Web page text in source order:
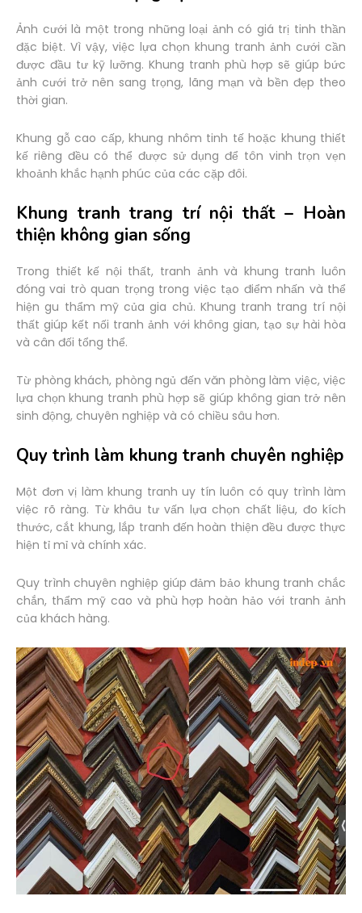
Ảnh cưới là một trong những loại ảnh có giá trị tinh thần
đặc biệt. Vì vậy, việc lựa chọn khung tranh ảnh cưới cần
được đầu tư kỹ lưỡng. Khung tranh phù hợp sẽ giúp bức
ảnh cưới trở nên sang trọng, lãng mạn và bền đẹp theo
thời gian.
Khung gỗ cao cấp, khung nhôm tinh tế hoặc khung thiết
kế riêng đều có thể được sử dụng để tôn vinh trọn vẹn
khoảnh khắc hạnh phúc của các cặp đôi.
Khung tranh trang trí nội thất – Hoàn
thiện không gian sống
Trong thiết kế nội thất, tranh ảnh và khung tranh luôn
đóng vai trò quan trọng trong việc tạo điểm nhấn và thể
hiện gu thẩm mỹ của gia chủ. Khung tranh trang trí nội
thất giúp kết nối tranh ảnh với không gian, tạo sự hài hòa
và cân đối tổng thể.
Từ phòng khách, phòng ngủ đến văn phòng làm việc, việc
lựa chọn khung tranh phù hợp sẽ giúp không gian trở nên
sinh động, chuyên nghiệp và có chiều sâu hơn.
Quy trình làm khung tranh chuyên nghiệp
Một đơn vị làm khung tranh uy tín luôn có quy trình làm
việc rõ ràng. Từ khâu tư vấn lựa chọn chất liệu, đo kích
thước, cắt khung, lắp tranh đến hoàn thiện đều được thực
hiện tỉ mỉ và chính xác.
Quy trình chuyên nghiệp giúp đảm bảo khung tranh chắc
chắn, thẩm mỹ cao và phù hợp hoàn hảo với tranh ảnh
của khách hàng.